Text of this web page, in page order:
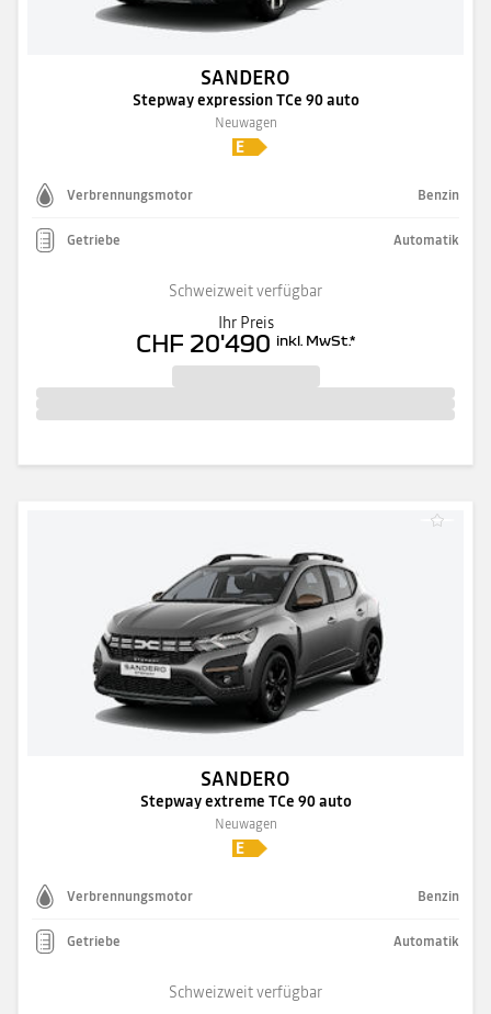
SANDERO
Stepway expression TCe 90 auto
Neuwagen
Verbrennungsmotor Benzin
Getriebe Automatik
Schweizweit verfügbar
Ihr Preis
CHF 20'490 inkl. MwSt.*
SANDERO
Stepway extreme TCe 90 auto
Neuwagen
Verbrennungsmotor Benzin
Getriebe Automatik
Schweizweit verfügbar